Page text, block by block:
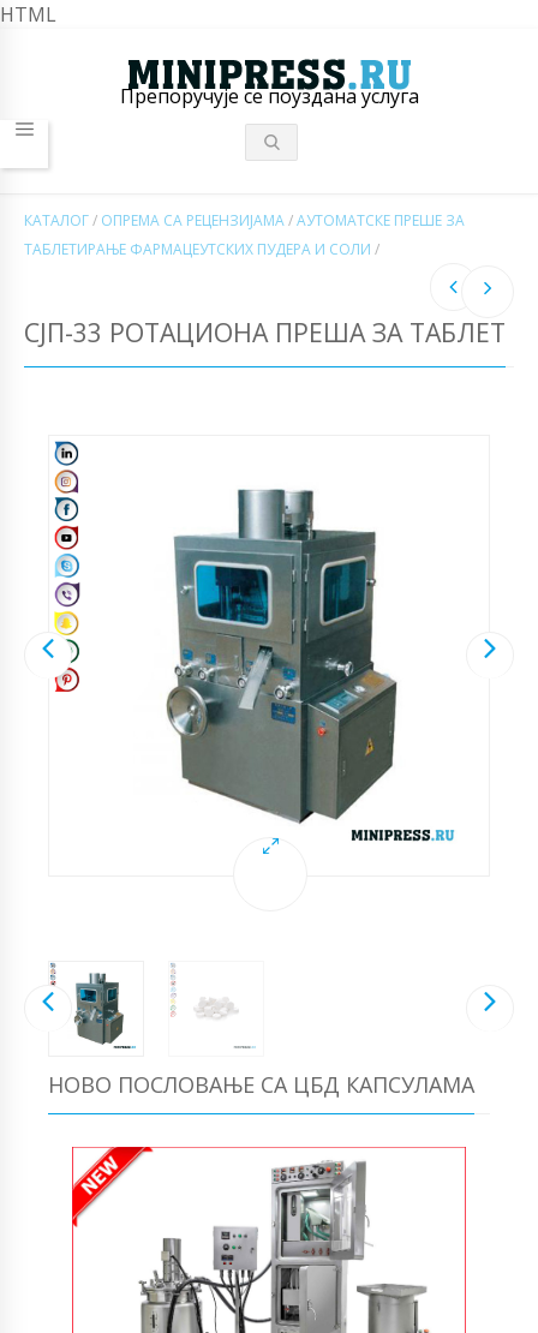
HTML
Препоручује се поуздана услуга
КАТАЛОГ/ ОПРЕМА СА РЕЦЕНЗИЈАМА/АУТОМАТСКЕ ПРЕШЕ ЗА
ТАБЛЕТИРАЊЕ ФАРМАЦЕУТСКИХ ПУДЕРА И СОЛИ /
СЈП-33 РОТАЦИОНА ПРЕША ЗА ТАБЛЕТ
НОВО ПОСЛОВАЊЕ СА ЦБД КАПСУЛАМА